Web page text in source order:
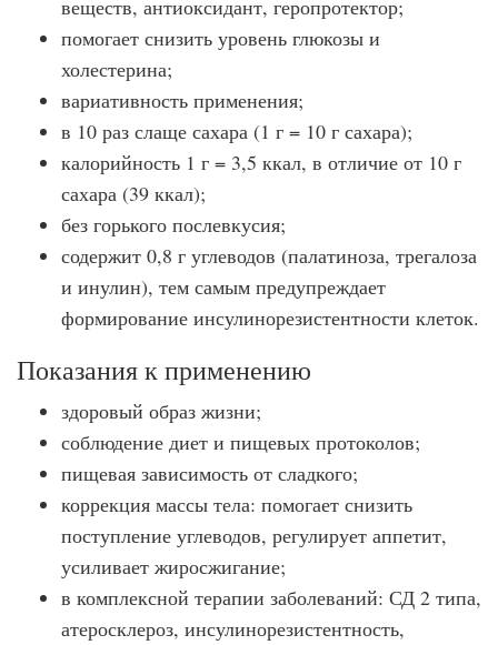
веществ, антиоксидант, геропротектор;
помогает снизить уровень глюкозы и
холестерина;
вариативность применения;
в 10 раз слаще сахара (1 г = 10 г сахара);
калорийность 1 г = 3,5 ккал, в отличие от 10 г
сахара (39 ккал);
без горького послевкусия;
содержит 0,8 г углеводов (палатиноза, трегалоза
и инулин), тем самым предупреждает
формирование инсулинорезистентности клеток.
Показания к применению
здоровый образ жизни;
соблюдение диет и пищевых протоколов;
пищевая зависимость от сладкого;
коррекция массы тела: помогает снизить
поступление углеводов, регулирует аппетит,
усиливает жиросжигание;
в комплексной терапии заболеваний: СД 2 типа,
атеросклероз, инсулинорезистентность,